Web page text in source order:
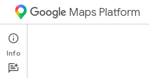
Maps Platform
Web
Panduan
Info